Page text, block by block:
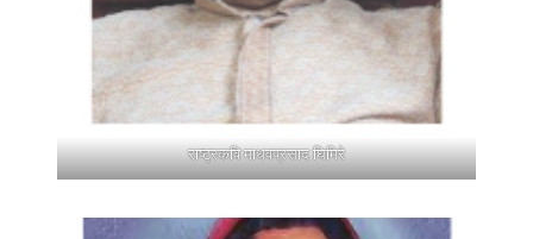
राष्ट्रकवि माधवप्रसाद घिमिरे